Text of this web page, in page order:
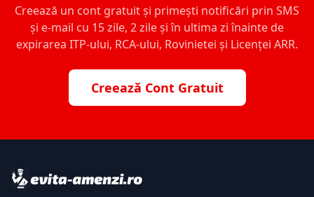
Creează un cont gratuit și primești notificări prin SMS
și e-mail cu 15 zile, 2 zile și în ultima zi înainte de
expirarea ITP-ului, RCA-ului, Rovinietei și Licenței ARR.
Creează Cont Gratuit